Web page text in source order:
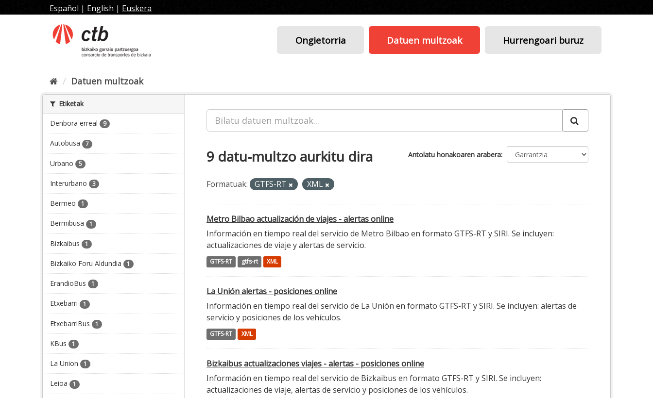
edukira
Español | English | Euskera
Ongietorria Datuen multzoak Hurrengoari buruz
Datuen multzoak
Etiketak
Denbora erreal 9
Autobusa 7
Urbano 5
Interurbano 3
Bermeo 1
Bermibusa 1
Bizkaibus 1
Bizkaiko Foru Aldundia 1
ErandioBus 1
Etxebarri 1
EtxebarriBus 1
KBus 1
La Union 1
Leioa 1
Antolatu honakoaren arabera
9 datu-multzo aurkitu dira
Formatuak: GTFS-RT XML
Metro Bilbao actualización de viajes - alertas online
Información en tiempo real del servicio de Metro Bilbao en formato GTFS-RT y SIRI. Se incluyen:
actualizaciones de viaje y alertas de servicio.
GTFS-RT gtfs-rt XML
La Unión alertas - posiciones online
Información en tiempo real del servicio de La Unión en formato GTFS-RT y SIRI. Se incluyen: alertas de
servicio y posiciones de los vehículos.
GTFS-RT XML
Bizkaibus actualizaciones viajes - alertas - posiciones online
Información en tiempo real del servicio de Bizkaibus en formato GTFS-RT y SIRI. Se incluyen:
actualizaciones de viaje, alertas de servicio y posiciones de los vehículos.